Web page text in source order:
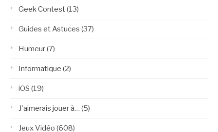
Geek Contest(13)
Guides et Astuces (37)
Humeur(7)
Informatique (2)
iOS (19)
J'aimerais jouer à… (5)
Jeux Vidéo (608)